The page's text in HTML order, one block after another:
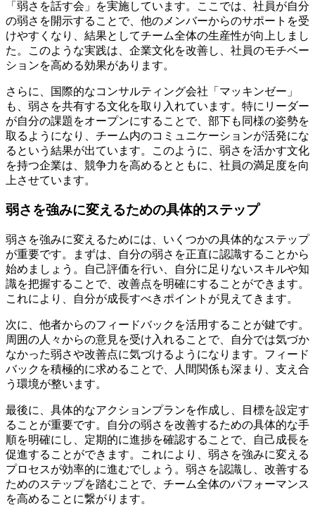
「弱さを話す会」を実施しています。ここでは、社員が自分
の弱さを開示することで、他のメンバーからのサポートを受
けやすくなり、結果としてチーム全体の生産性が向上しまし
た。このような実践は、企業文化を改善し、社員のモチベー
ションを高める効果があります。
さらに、国際的なコンサルティング会社「マッキンゼー」
も、弱さを共有する文化を取り入れています。特にリーダー
が自分の課題をオープンにすることで、部下も同様の姿勢を
取るようになり、チーム内のコミュニケーションが活発にな
るという結果が出ています。このように、弱さを活かす文化
を持つ企業は、競争力を高めるとともに、社員の満足度を向
上させています。
弱さを強みに変えるための具体的ステップ
弱さを強みに変えるためには、いくつかの具体的なステップ
が重要です。まずは、自分の弱さを正直に認識することから
始めましょう。自己評価を行い、自分に足りないスキルや知
識を把握することで、改善点を明確にすることができます。
これにより、自分が成長すべきポイントが見えてきます。
次に、他者からのフィードバックを活用することが鍵です。
周囲の人々からの意見を受け入れることで、自分では気づか
なかった弱さや改善点に気づけるようになります。フィード
バックを積極的に求めることで、人間関係も深まり、支え合
う環境が整います。
最後に、具体的なアクションプランを作成し、目標を設定す
ることが重要です。自分の弱さを改善するための具体的な手
順を明確にし、定期的に進捗を確認することで、自己成長を
促進することができます。これにより、弱さを強みに変える
プロセスが効率的に進むでしょう。弱さを認識し、改善する
ためのステップを踏むことで、チーム全体のパフォーマンス
を高めることに繋がります。